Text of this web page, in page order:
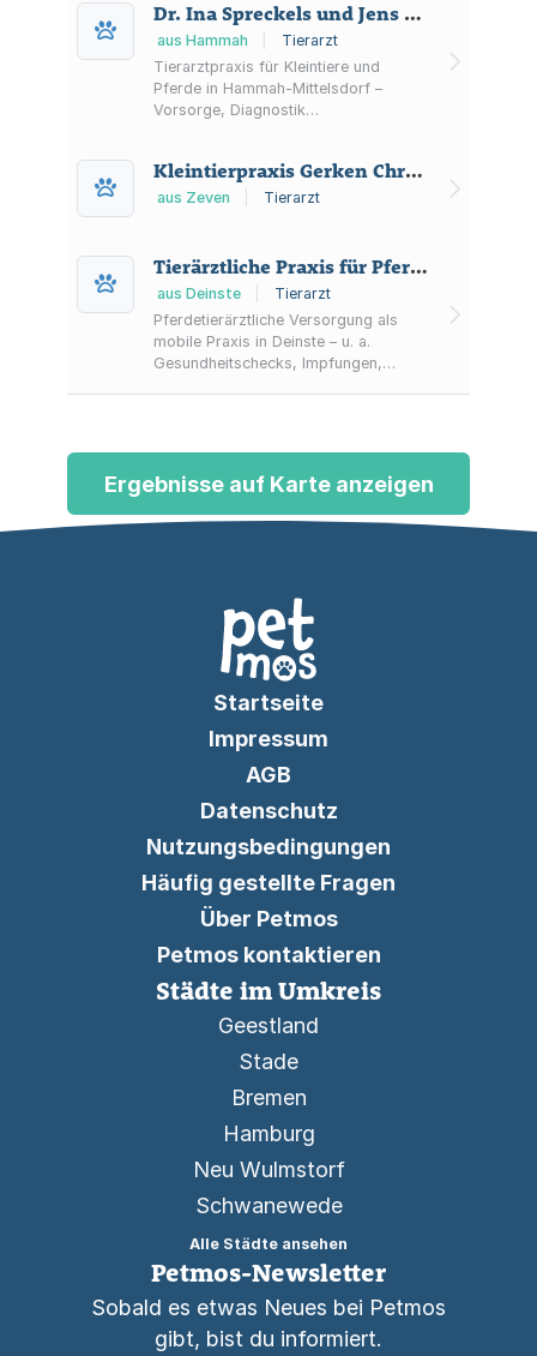
Verhaltensberatung für Hunde.
Dr. Ina Spreckels und Jens Hoops
aus Hammah
Tierarzt
Tierarztpraxis für Kleintiere und
Pferde in Hammah‑Mittelsdorf –
Vorsorge, Diagnostik
sowie Leistungen rund um Zähne,
Haut und Augen.
Kleintierpraxis Gerken Christiane Duden
aus Zeven Tierarzt
Tierärztliche Praxis für Pferde Stefanie Süß
aus Deinste
Tierarzt
Pferdetierärztliche Versorgung als
mobile Praxis in Deinste – u. a.
Gesundheitschecks, Impfungen,
die Uhr erreichbar.
Ergebnisse auf Karte anzeigen
Startseite
Impressum
AGB
Datenschutz
Nutzungsbedingungen
Häufig gestellte Fragen
Über Petmos
Petmos kontaktieren
Städte im Umkreis
Geestland
Stade
Bremen
Hamburg
Neu Wulmstorf
Schwanewede
Alle Städte ansehen
Petmos-Newsletter
Sobald es etwas Neues bei Petmos
gibt, bist du informiert.